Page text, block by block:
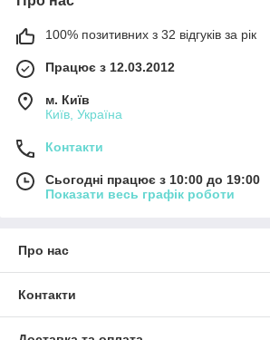
100% позитивних з 32 відгуків за рік
Працює з 12.03.2012
м. Київ
Київ, Україна
Контакти
Сьогодні працює з 10:00 до 19:00
Показати весь графік роботи
Про нас
Контакти